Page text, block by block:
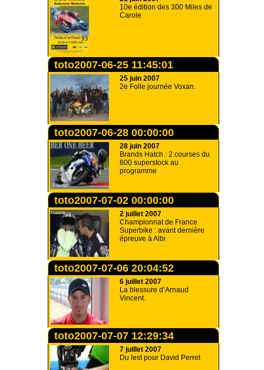
10e édition des 300 Miles de
Carole
toto2007-06-25 11:45:01
25 juin 2007
2e Folle journée Voxan.
toto2007-06-28 00:00:00
28 juin 2007
Brands Hatch : 2 courses du
600 superstock au
programme
toto2007-07-02 00:00:00
2 juillet 2007
Championnat de France
Superbike : avant dernière
épreuve à Albi
toto2007-07-06 20:04:52
6 juillet 2007
La blessure d’Arnaud
Vincent.
toto2007-07-07 12:29:34
7 juillet 2007
Du lest pour David Perret